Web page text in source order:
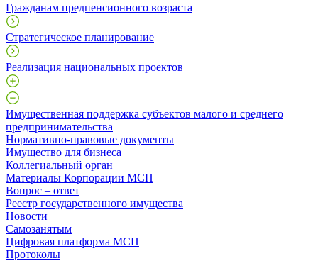
Гражданам предпенсионного возраста
Стратегическое планирование
Реализация национальных проектов
Имущественная поддержка субъектов малого и среднего
предпринимательства
Нормативно-правовые документы
Имущество для бизнеса
Коллегиальный орган
Материалы Корпорации МСП
Вопрос – ответ
Реестр государственного имущества
Новости
Самозанятым
Цифровая платформа МСП
Протоколы